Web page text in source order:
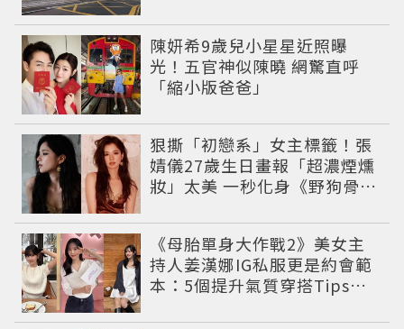
陳妍希9歲兒小星星近照曝
光！五官神似陳曉 網驚直呼
「縮小版爸爸」
狠撕「初戀系」女主標籤！張
婧儀27歲生日畫報「超濃煙燻
妝」太美 一秒化身《野狗骨
《母胎單身大作戰2》美女主
持人姜漢娜IG私服更是約會範
本：5個提升氣質穿搭Tips公